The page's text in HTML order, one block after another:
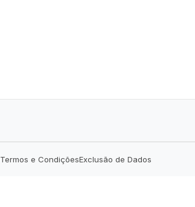
Termos e CondiçõesExclusão de Dados